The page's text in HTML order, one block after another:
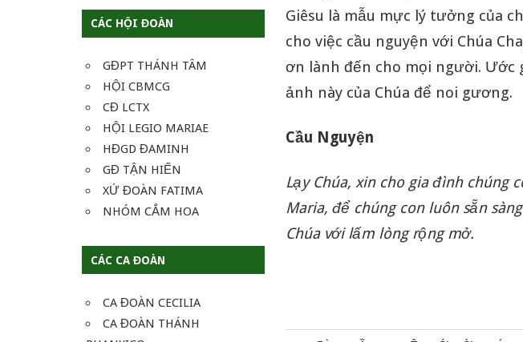
CÁC HỘI ĐOÀN
GĐPT THÁNH TÂM
HỘI CBMCG
CĐ LCTX
HỘI LEGIO MARIAE
HĐGD ĐAMINH
GĐ TẬN HIẾN
XỨ ĐOÀN FATIMA
NHÓM CẮM HOA
CÁC CA ĐOÀN
CA ĐOÀN CECILIA
CA ĐOÀN THÁNH
Giêsu là mẫu mực lý tưởng của
cho việc cầu nguyện với Chúa
ơn lành đến cho mọi người.
ảnh này của Chúa để noi gương.
Cầu Nguyện
Lạy Chúa, xin cho gia đình chúng
Maria, để chúng con luôn sẵn
Chúa với lấm lòng rộng mở.